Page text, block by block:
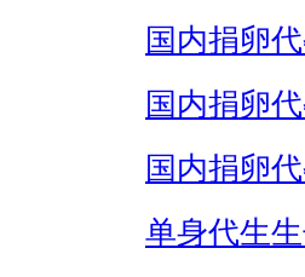
国内捐卵
国内捐卵
国内捐卵
单身代生